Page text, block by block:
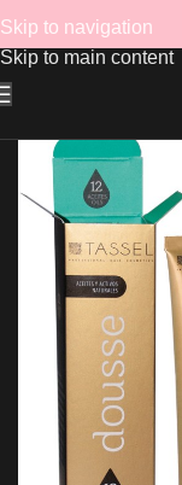
Skip to navigation
Skip to main content